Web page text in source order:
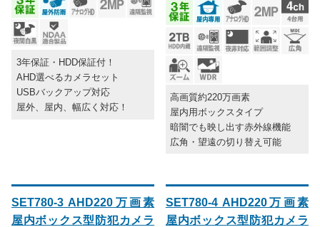
3年保証・HDD保証付！
AHD選べるカメラセット
USBバックアップ対応
屋外、屋内、幅広く対応！
高画質約220万画素
屋内用ボックスタイプ
暗闇でも映し出す赤外線機能
広角・望遠の切り替え可能
SET780-3 AHD220万画素
屋内ボックス型防犯カメラ
SET780-4 AHD220万画素
屋内ボックス型防犯カメラ